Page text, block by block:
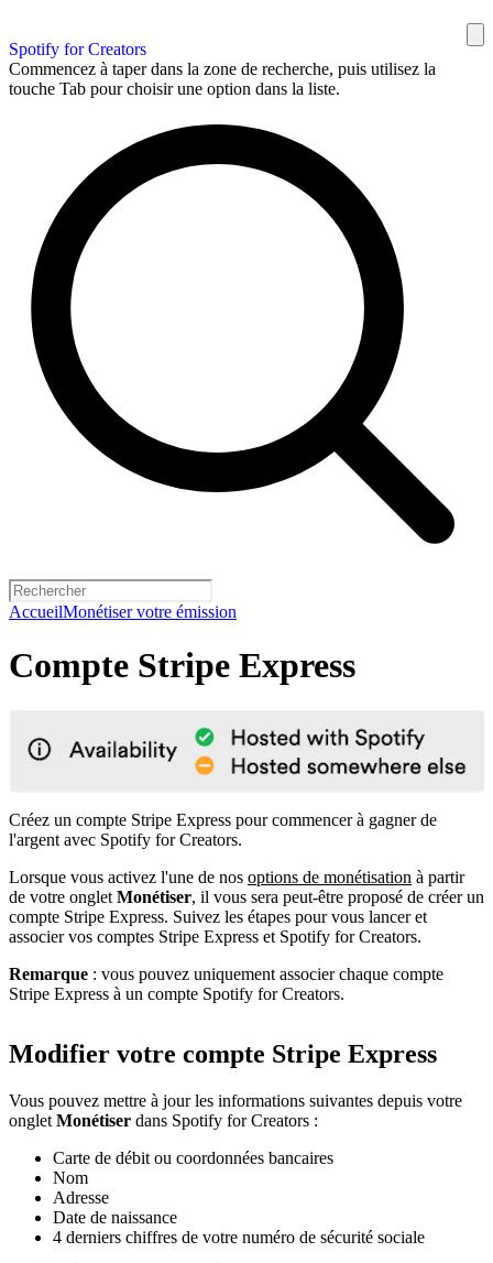
Spotify for Creators
Commencez à taper dans la zone de recherche, puis utilisez la
touche Tab pour choisir une option dans la liste.
AccueilMonétiser votre émission
Compte Stripe Express
Créez un compte Stripe Express pour commencer à gagner de
l'argent avec Spotify for Creators.
Lorsque vous activez l'une de nos options de monétisation à partir
de votre onglet Monétiser, il vous sera peut-être proposé de créer un
compte Stripe Express. Suivez les étapes pour vous lancer et
associer vos comptes Stripe Express et Spotify for Creators.
Remarque : vous pouvez uniquement associer chaque compte
Stripe Express à un compte Spotify for Creators.
Modifier votre compte Stripe Express
Vous pouvez mettre à jour les informations suivantes depuis votre
onglet Monétiser dans Spotify for Creators :
Carte de débit ou coordonnées bancaires
Nom
Adresse
Date de naissance
4 derniers chiffres de votre numéro de sécurité sociale